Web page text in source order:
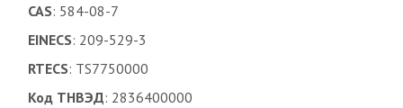
CAS: 584-08-7
EINECS: 209-529-3
RTECS: TS7750000
Код ТНВЭД: 2836400000